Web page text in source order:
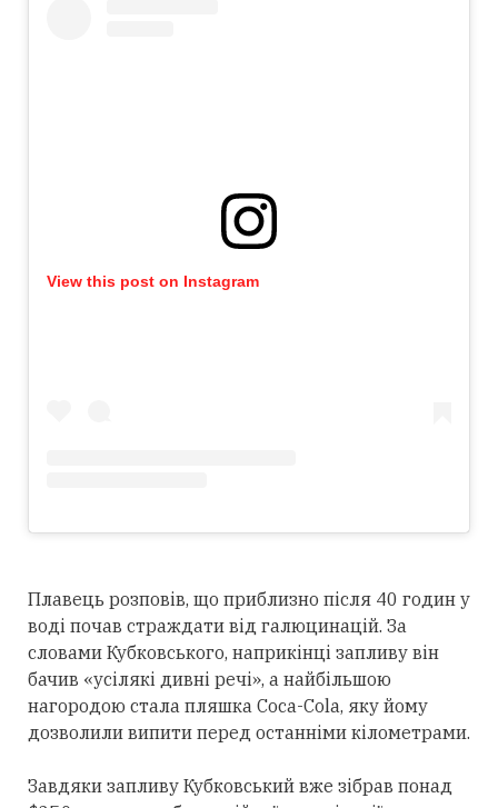
View this post on Instagram
Плавець розповів, що приблизно після 40 годин у
воді почав страждати від галюцинацій. За
словами Кубковського, наприкінці запливу він
бачив «усілякі дивні речі», а найбільшою
нагородою стала пляшка Coca-Cola, яку йому
дозволили випити перед останніми кілометрами.
Завдяки запливу Кубковський вже зібрав понад